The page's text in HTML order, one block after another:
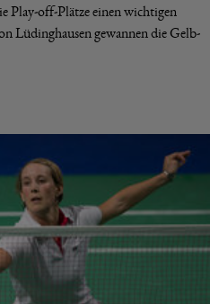
Play-off-Plätze einen wichtigen
Lüdinghausen gewannen die Gelb-